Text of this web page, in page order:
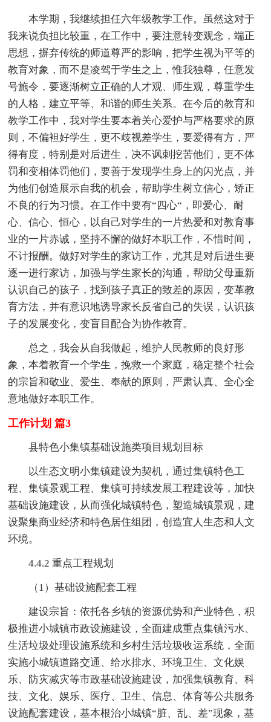
本学期，我继续担任六年级教学工作。虽然这对于
我来说负担比较重，在工作中，要注意转变观念，端正
思想，摒弃传统的师道尊严的影响，把学生视为平等的
教育对象，而不是凌驾于学生之上，惟我独尊，任意发
号施令，要逐渐树立正确的人才观、师生观，尊重学生
的人格，建立平等、和谐的师生关系。在今后的教育和
教学工作中，我对学生要本着关心爱护与严格要求的原
则，不偏袒好学生，更不歧视差学生，要爱得有方，严
得有度，特别是对后进生，决不讽刺挖苦他们，更不体
罚和变相体罚他们，要善于发现学生身上的闪光点，并
为他们创造展示自我的机会，帮助学生树立信心，矫正
不良的行为习惯。在工作中要有“四心“，即爱心、耐
心、信心、恒心，以自己对学生的一片热爱和对教育事
业的一片赤诚，坚持不懈的做好本职工作，不惜时间，
不计报酬。做好对学生的家访工作，尤其是对后进生要
逐一进行家访，加强与学生家长的沟通，帮助父母重新
认识自己的孩子，找到孩子真正的致差的原因，变革教
育方法，并有意识地诱导家长反省自己的失误，认识孩
子的发展变化，变盲目配合为协作教育。
总之，我会从自我做起，维护人民教师的良好形
象，本着教育一个学生，挽救一个家庭，稳定整个社会
的宗旨和敬业、爱生、奉献的原则，严肃认真、全心全
意地做好本职工作。
工作计划 篇3
县特色小集镇基础设施类项目规划目标
以生态文明小集镇建设为契机，通过集镇特色工
程、集镇景观工程、集镇可持续发展工程建设等，加快
基础设施建设，从而强化城镇特色，塑造城镇景观，建
设聚集商业经济和特色居住组团，创造宜人生态和人文
环境。
4.4.2 重点工程规划
（1）基础设施配套工程
建设宗旨：依托各乡镇的资源优势和产业特色，积
极推进小城镇市政设施建设，全面建成重点集镇污水、
生活垃圾处理设施系统和乡村生活垃圾收运系统，全面
实施小城镇道路交通、给水排水、环境卫生、文化娱
乐、防灾减灾等市政基础设施建设，加强集镇教育、科
技、文化、娱乐、医疗、卫生、信息、体育等公共服务
设施配套建设，基本根治小城镇“脏、乱、差”现象，基